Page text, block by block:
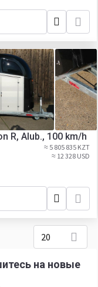
R, Alub., 100 km/h
≈ 5 805 835 KZT
≈ 12 328 USD
20
на новые